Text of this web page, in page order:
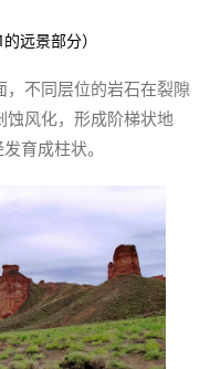
远景部分）
不同层位的岩石在裂隙
蚀风化，形成阶梯状地
育成柱状。